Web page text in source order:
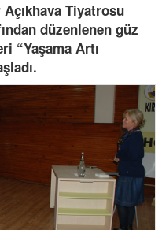
Tiyatrosu
düzenlenen güz
“Yaşama Artı